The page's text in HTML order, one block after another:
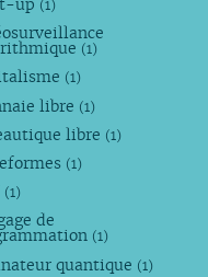
up (1)
(1)
(1)
libre (1)
libre (1)
(1)
(1)
de
(1)
quantique (1)